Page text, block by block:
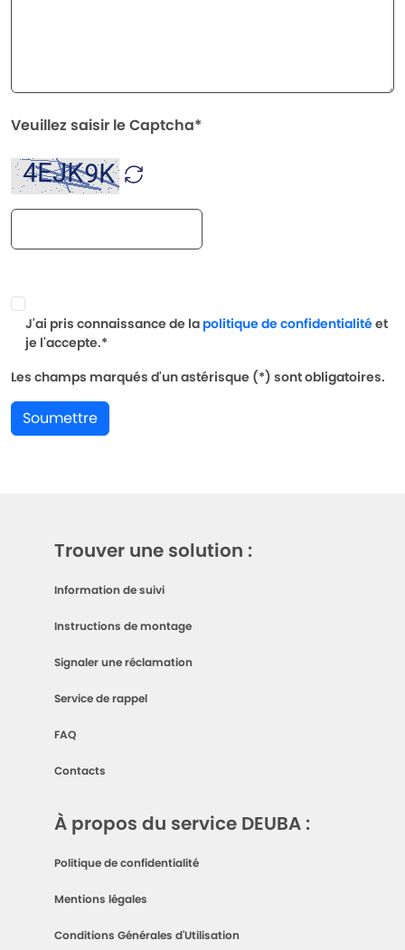
Veuillez saisir le Captcha*
J'ai pris connaissance de la politique de confidentialitéet
je l'accepte.*
Les champs marqués d'un astérisque (*) sont obligatoires.
Soumettre
Trouver une solution :
Information de suivi
Instructions de montage
Signaler une réclamation
Service de rappel
FAQ
Contacts
À propos du service DEUBA :
Politique de confidentialité
Mentions légales
Conditions Générales d'Utilisation